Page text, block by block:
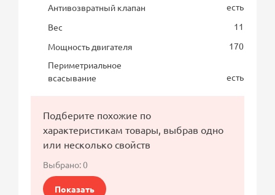
Антивозвратный клапан
есть
Вес
11
Мощность двигателя
170
Периметриальное
всасывание
есть
Подберите похожие по
характеристикам товары, выбрав одно
или несколько свойств
Выбрано:0
Показать